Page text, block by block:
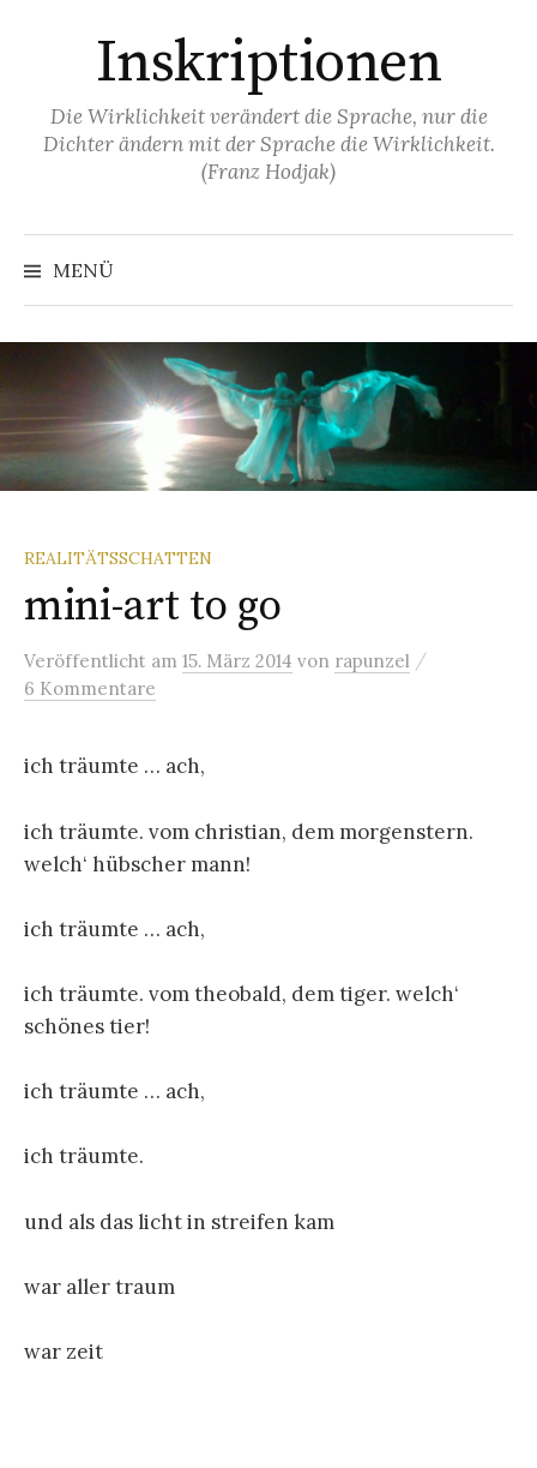
Inskriptionen
Die Wirklichkeit verändert die Sprache, nur die
Dichter ändern mit der Sprache die Wirklichkeit.
(Franz Hodjak)
MENÜ
REALITÄTSSCHATTEN
mini-art to go
Veröffentlicht am 15. März 2014 von rapunzel /
6 Kommentare
ich träumte … ach,
ich träumte. vom christian, dem morgenstern.
welch‘ hübscher mann!
ich träumte … ach,
ich träumte. vom theobald, dem tiger. welch‘
schönes tier!
ich träumte … ach,
ich träumte.
und als das licht in streifen kam
war aller traum
war zeit